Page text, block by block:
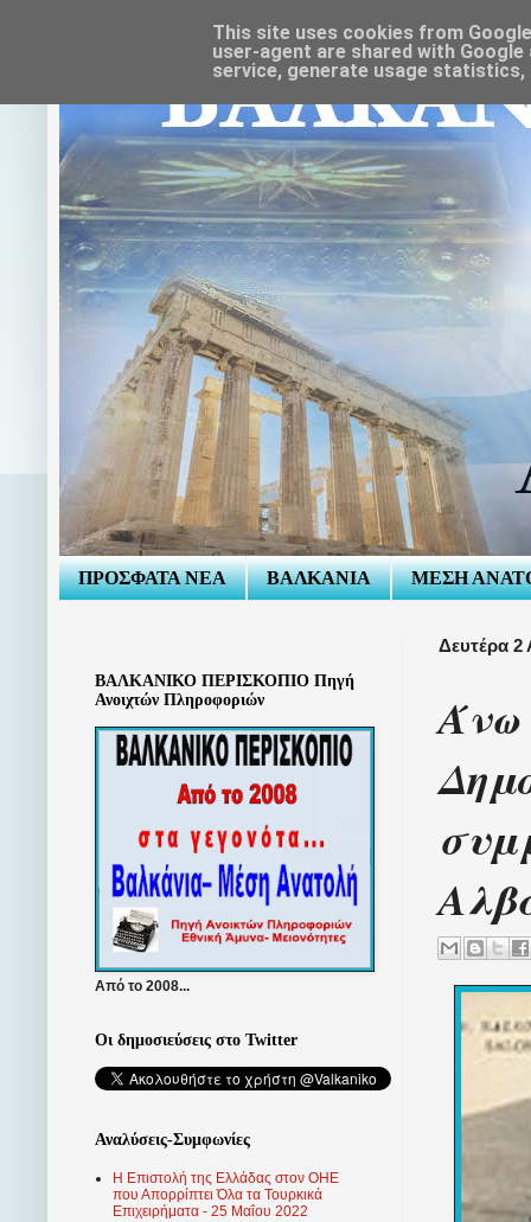
ΠΡΟΣΦΑΤΑ ΝΕΑ ΒΑΛΚΑΝΙΑ ΜΕΣΗ
Δευτέρα 2
Άνω
ΒΑΛΚΑΝΙΚΟ ΠΕΡΙΣΚΟΠΙΟ Πηγή
Ανοιχτών Πληροφοριών
Από το 2008...
Οι δημοσιεύσεις στο Twitter
Αναλύσεις-Συμφωνίες
Η Επιστολή της Ελλάδας στον ΟΗΕ
που Απορρίπτει Όλα τα Τουρκικά
Επιχειρήματα - 25 Μαΐου 2022
This site uses cookies from
user-agent are shared with
service, generate usage statistics,